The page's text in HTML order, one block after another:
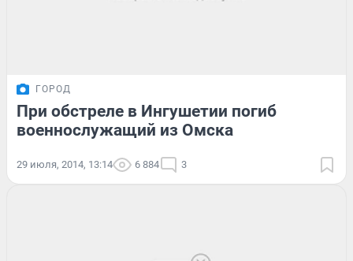
ГОРОД
При обстреле в Ингушетии погиб
военнослужащий из Омска
29 июля, 2014, 13:14 6 884 3